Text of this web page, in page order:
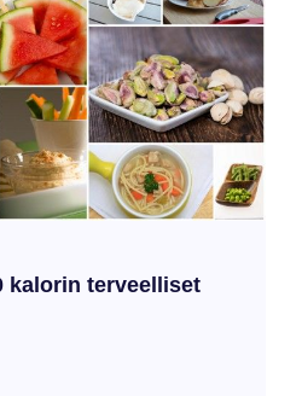
ad